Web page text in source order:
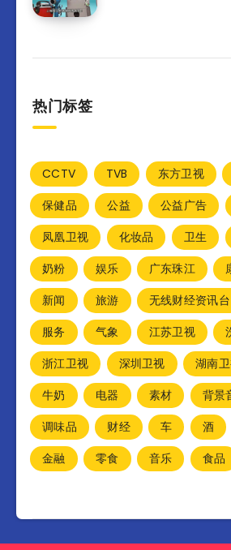
热门标签
CCTV TVB 东方卫视
保健品
公益 公益广告
凤凰卫视
化妆品 卫生
奶粉
娱乐 广东珠江
新闻
旅游 无线财经资讯台
服务
气象 江苏卫视
浙江卫视
深圳卫视 湖南
牛奶
电器 素材 背景
调味品
财经 车 酒
金融
零食 音乐 食品